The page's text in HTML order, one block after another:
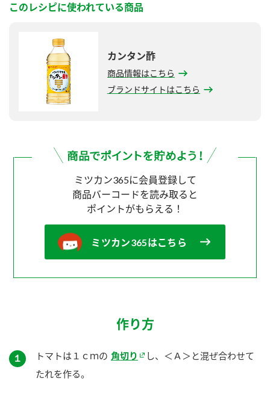
このレシピに使われている商品
カンタン酢
商品情報はこちら
ブランドサイトはこちら
ミツカン365に会員登録して
商品バーコードを読み取ると
ポイントがもらえる！
ミツカン365はこちら
作り方
１ トマトは１ｃｍの 角切り
し、＜Ａ＞と混ぜ合わせて
たれを作る。